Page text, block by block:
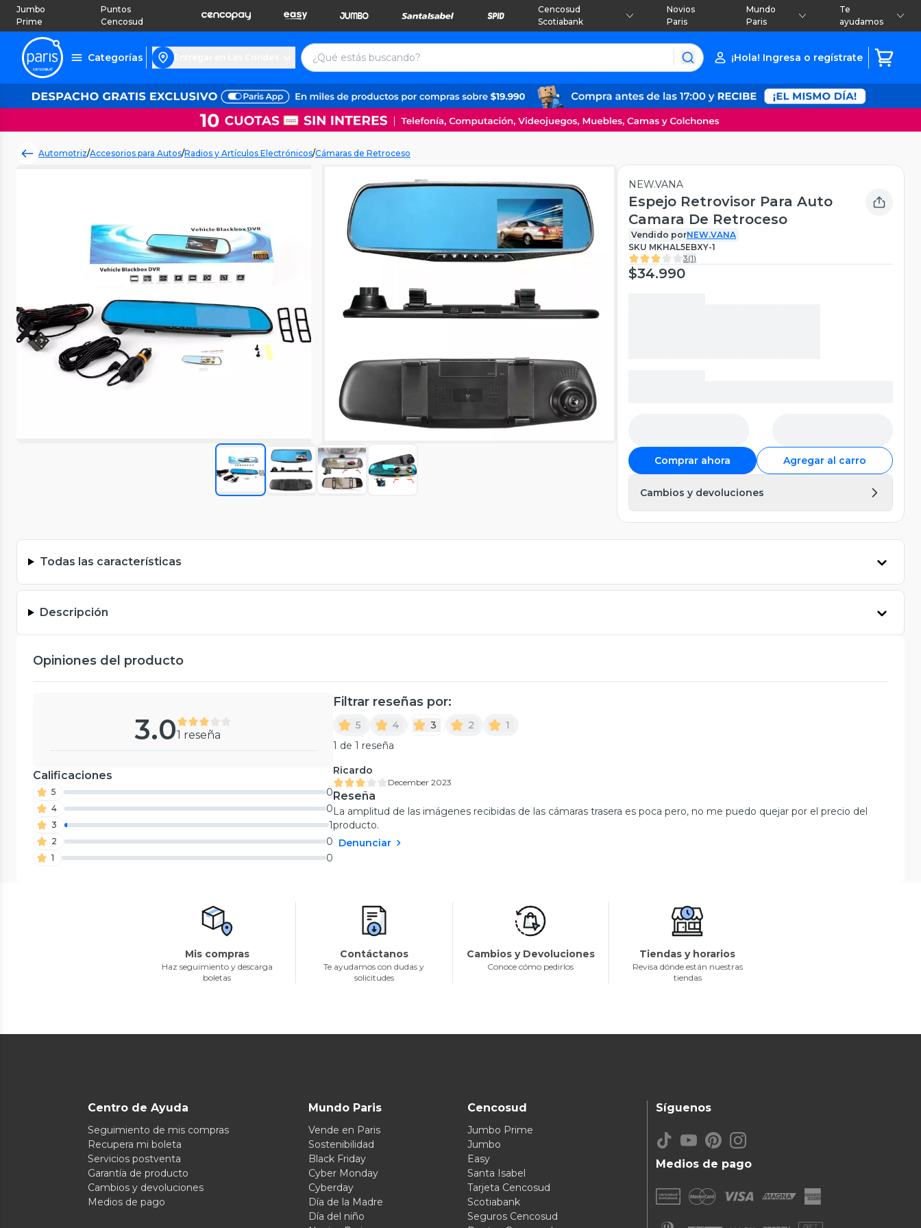
Jumbo
Prime
Puntos
Cencosud
Cencosud
Scotiabank
Novios
Paris
Mundo
Paris
Te
ayudamos
Categorías ¡Hola! Ingresa o regístrate
Automotriz/Accesorios para Autos/Radios y Artículos Electrónicos/Cámaras de Retroceso
NEW.VANA
Espejo Retrovisor Para Auto
Camara De Retroceso
Vendido porNEW.VANA
SKU MKHAL5EBXY-1
3(1)
$34.990
Comprar ahora Agregar al carro
Cambios y devoluciones
Todas las características
Descripción
Opiniones del producto
3.01 reseña
Calificaciones
5 0
4 0
3 1
2 0
1 0
Filtrar reseñas por:
5 4 3 2
1
1 de 1 reseña
Ricardo
December 2023
Reseña
La amplitud de las imágenes recibidas de las cámaras trasera es poca pero, no me puedo quejar por el precio del
producto.
Denunciar
Mis compras
Haz seguimiento y descarga
boletas
Contáctanos
Te ayudamos con dudas y
solicitudes
Cambios y Devoluciones
Conoce cómo pedirlos
Tiendas y horarios
Revisa dónde están nuestras
tiendas
Centro de Ayuda
Seguimiento de mis compras
Recupera mi boleta
Servicios postventa
Garantía de producto
Cambios y devoluciones
Medios de pago
Mundo Paris
Vende en Paris
Sostenibilidad
Black Friday
Cyber Monday
Cyberday
Día de la Madre
Día del niño
Cencosud
Jumbo Prime
Jumbo
Easy
Santa Isabel
Tarjeta Cencosud
Scotiabank
Seguros Cencosud
Medios de pago
Síguenos